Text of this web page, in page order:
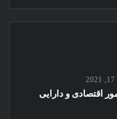
اقتصادی و دارایی